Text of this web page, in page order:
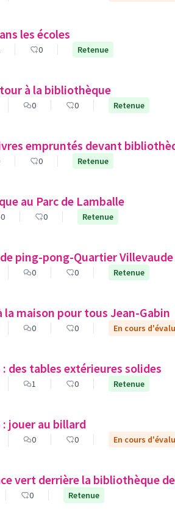
les écoles
0 Retenue
à la bibliothèque
0 0 Retenue
empruntés devant
0 Retenue
au Parc de Lamballe
0 0 Retenue
ping-pong-Quartier Villevaude
0 0 Retenue
maison pour tous Jean-Gabin
0 0 En cours
tables extérieures solides
1 0 Retenue
au billard
0 0 En cours
vert derrière la bibliothèque
0 Retenue